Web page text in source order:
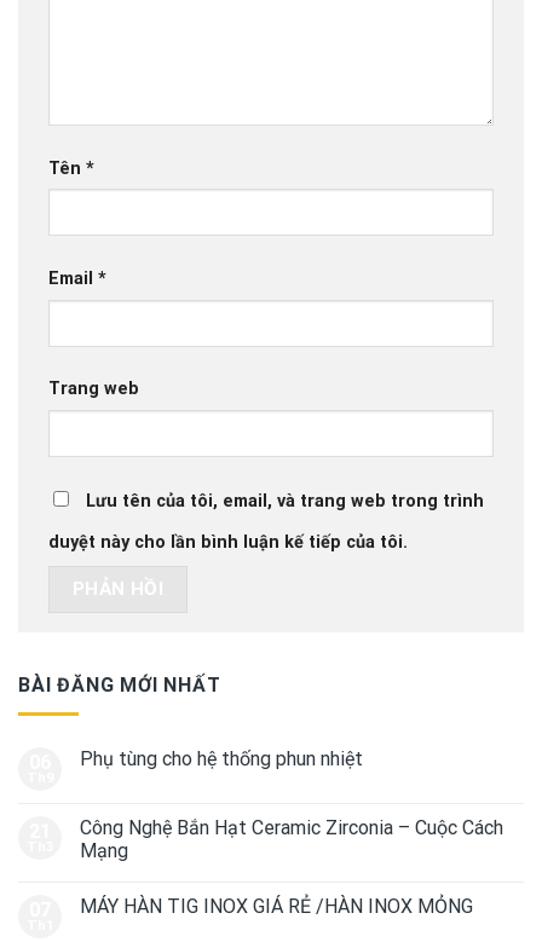
Tên *
Email *
Trang web
Lưu tên của tôi, email, và trang web trong trình
duyệt này cho lần bình luận kế tiếp của tôi.
BÀI ĐĂNG MỚI NHẤT
Phụ tùng cho hệ thống phun nhiệt
Công Nghệ Bắn Hạt Ceramic Zirconia – Cuộc Cách
Mạng
MÁY HÀN TIG INOX GIÁ RẺ /HÀN INOX MỎNG